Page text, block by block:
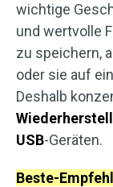
wichtige
und wertvolle
zu speichern,
oder sie auf
Deshalb
USB-Geräten.
Beste-